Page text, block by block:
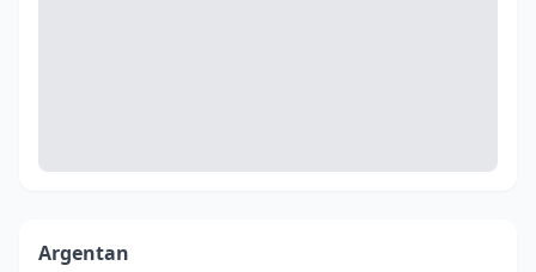
Argentan